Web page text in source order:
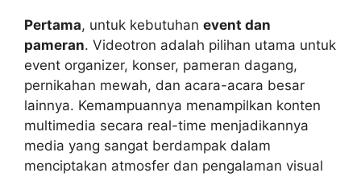
Pertama, untuk kebutuhan event dan
pameran. Videotron adalah pilihan utama untuk
event organizer, konser, pameran dagang,
pernikahan mewah, dan acara-acara besar
lainnya. Kemampuannya menampilkan konten
multimedia secara real-time menjadikannya
media yang sangat berdampak dalam
menciptakan atmosfer dan pengalaman visual